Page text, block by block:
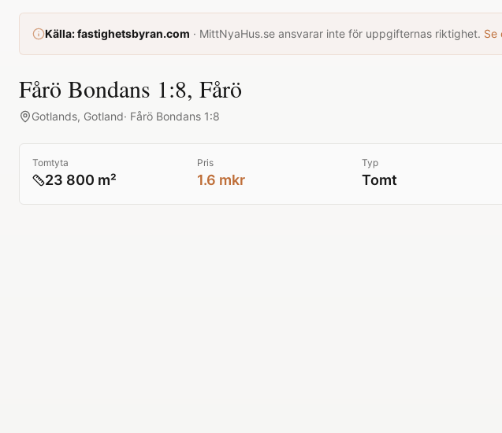
Källa:fastighetsbyran.com · MittNyaHus.se ansvarar inte för uppgifternas riktighet. Se
Fårö Bondans 1:8, Fårö
Gotlands, Gotland· Fårö Bondans 1:8
Tomtyta
23 800 m²
Pris
1.6 mkr
Typ
Tomt